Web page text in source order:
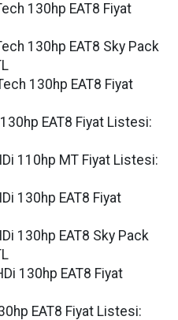
130hp EAT8 Fiyat
130hp EAT8 Sky Pack
130hp EAT8 Fiyat
EAT8 Fiyat Listesi:
110hp MT Fiyat Listesi:
130hp EAT8 Fiyat
130hp EAT8 Sky Pack
130hp EAT8 Fiyat
EAT8 Fiyat Listesi: